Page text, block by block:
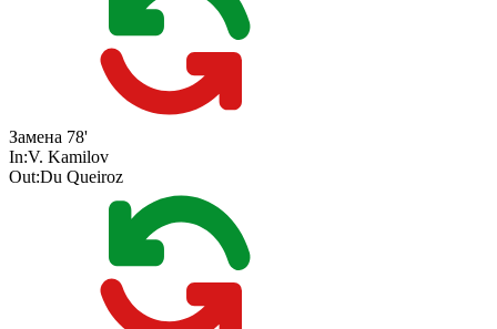
Замена 78'
In:V. Kamilov
Out:Du Queiroz